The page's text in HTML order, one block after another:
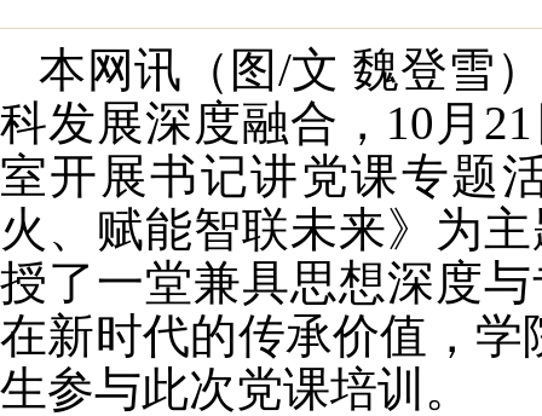
本网讯（图/文 魏登雪
科发展深度融合，10月
室开展书记讲党课专题
火、赋能智联未来》为
授了一堂兼具思想深度
在新时代的传承价值，
生参与此次党课培训。